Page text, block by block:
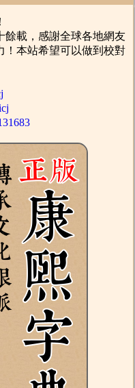
載，感謝全球各地網友
！本站希望可以做到校對